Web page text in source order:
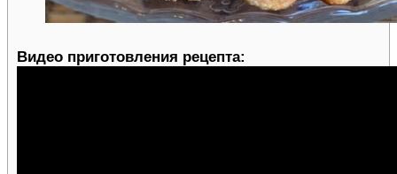
Видео приготовления рецепта: